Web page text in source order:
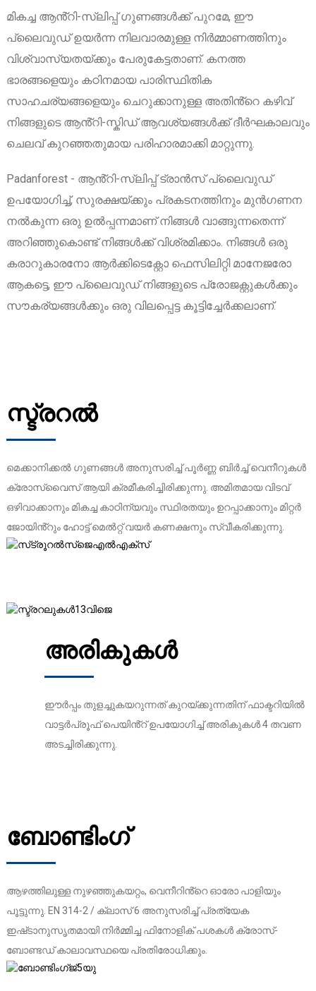
മികച്ച ആൻ്റി-സ്ലിപ്പ് ഗുണങ്ങൾക്ക് പുറമേ, ഈ
പ്ലൈവുഡ് ഉയർന്ന നിലവാരമുള്ള നിർമ്മാണത്തിനും
വിശ്വാസ്യതയ്ക്കും പേരുകേട്ടതാണ്. കനത്ത
ഭാരങ്ങളെയും കഠിനമായ പാരിസ്ഥിതിക
സാഹചര്യങ്ങളെയും ചെറുക്കാനുള്ള അതിൻ്റെ കഴിവ്
നിങ്ങളുടെ ആൻ്റി-സ്കിഡ് ആവശ്യങ്ങൾക്ക് ദീർഘകാലവും
ചെലവ് കുറഞ്ഞതുമായ പരിഹാരമാക്കി മാറ്റുന്നു.
Padanforest - ആൻ്റി-സ്ലിപ്പ് ട്രാൻസ് പ്ലൈവുഡ്
ഉപയോഗിച്ച്, സുരക്ഷയ്ക്കും പ്രകടനത്തിനും മുൻഗണന
നൽകുന്ന ഒരു ഉൽപ്പന്നമാണ് നിങ്ങൾ വാങ്ങുന്നതെന്ന്
അറിഞ്ഞുകൊണ്ട് നിങ്ങൾക്ക് വിശ്രമിക്കാം. നിങ്ങൾ ഒരു
കരാറുകാരനോ ആർക്കിടെക്റ്റോ ഫെസിലിറ്റി മാനേജരോ
ആകട്ടെ, ഈ പ്ലൈവുഡ് നിങ്ങളുടെ പ്രോജക്റ്റുകൾക്കും
സൗകര്യങ്ങൾക്കും ഒരു വിലപ്പെട്ട കൂട്ടിച്ചേർക്കലാണ്.
സ്ട്രറൽ
മെക്കാനിക്കൽ ഗുണങ്ങൾ അനുസരിച്ച് പൂർണ്ണ ബിർച്ച് വെനീറുകൾ
ക്രോസ്‌വൈസ് ആയി ക്രമീകരിച്ചിരിക്കുന്നു. അമിതമായ വിടവ്
ഒഴിവാക്കാനും മികച്ച കാഠിന്യവും സ്ഥിരതയും ഉറപ്പാക്കാനും മിറ്റർ
ജോയിൻ്റും ഹോട്ട് മെൽറ്റ് വയർ കണക്ഷനും സ്വീകരിക്കുന്നു.
അരികുകൾ
ഈർപ്പം തുളച്ചുകയറുന്നത് കുറയ്ക്കുന്നതിന് ഫാക്ടറിയിൽ
വാട്ടർപ്രൂഫ് പെയിൻ്റ് ഉപയോഗിച്ച് അരികുകൾ 4 തവണ
അടച്ചിരിക്കുന്നു.
ബോണ്ടിംഗ്
ആഴത്തിലുള്ള നുഴഞ്ഞുകയറ്റം, വെനീറിൻ്റെ ഓരോ പാളിയും
പൂട്ടുന്നു. EN 314-2 / ​​ക്ലാസ് 6 അനുസരിച്ച് പ്രത്യേക
ഇഷ്‌ടാനുസൃതമായി നിർമ്മിച്ച ഫിനോളിക് പശകൾ ക്രോസ്-
ബോണ്ടഡ് കാലാവസ്ഥയെ പ്രതിരോധിക്കും.